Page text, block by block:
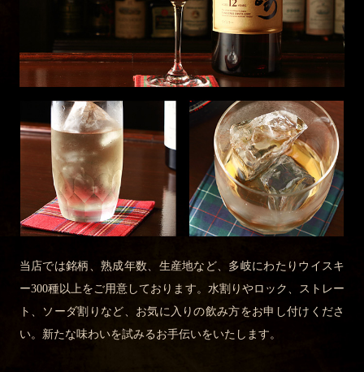
当店では銘柄、熟成年数、生産地など、多岐にわたりウイスキ
ー300種以上をご用意しております。水割りやロック、ストレー
ト、ソーダ割りなど、お気に入りの飲み方をお申し付けくださ
い。新たな味わいを試みるお手伝いをいたします。